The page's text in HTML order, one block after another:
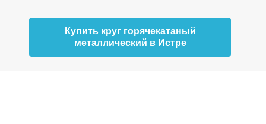
Купить круг горячекатаный
металлический в Истре